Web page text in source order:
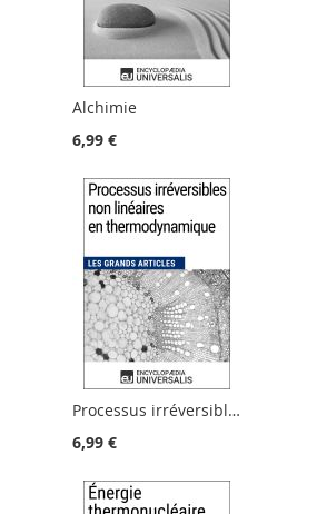
Alchimie
6,99 €
Processus irréversibles non linéaires en thermodynamique
6,99 €